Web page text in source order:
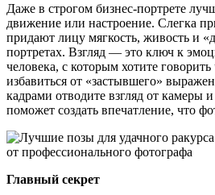
Даже в строгом бизнес-портрете
движение или настроение. Слегка
придают лицу мягкость, живость и
портретах. Взгляд — это ключ к
человека, с которым хотите
избавиться от «застывшего»
кадрами отводите взгляд от камеры
поможет создать впечатление, что
Главный секрет